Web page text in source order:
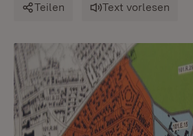
Teilen Text vorlesen